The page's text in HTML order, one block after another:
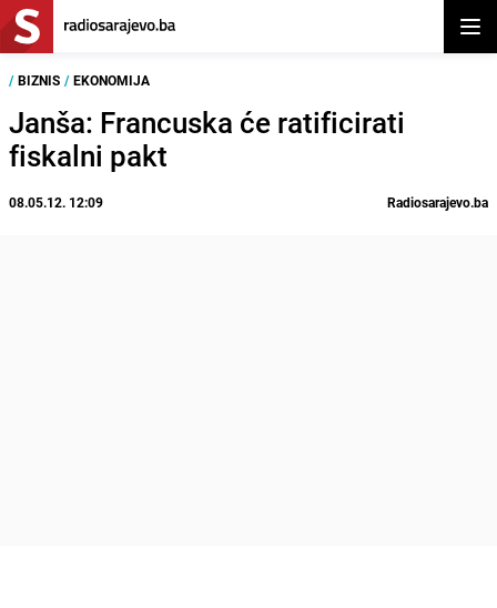
/ BIZNIS / EKONOMIJA
Janša: Francuska će ratificirati
fiskalni pakt
08.05.12. 12:09 Radiosarajevo.ba